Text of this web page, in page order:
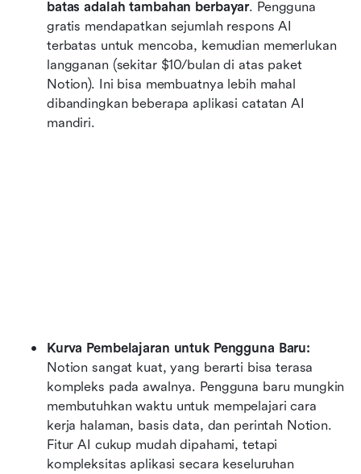
batas adalah tambahan berbayar. Pengguna
gratis mendapatkan sejumlah respons AI
terbatas untuk mencoba, kemudian memerlukan
langganan (sekitar $10/bulan di atas paket
Notion). Ini bisa membuatnya lebih mahal
dibandingkan beberapa aplikasi catatan AI
mandiri.
Kurva Pembelajaran untuk Pengguna Baru:
Notion sangat kuat, yang berarti bisa terasa
kompleks pada awalnya. Pengguna baru mungkin
membutuhkan waktu untuk mempelajari cara
kerja halaman, basis data, dan perintah Notion.
Fitur AI cukup mudah dipahami, tetapi
kompleksitas aplikasi secara keseluruhan